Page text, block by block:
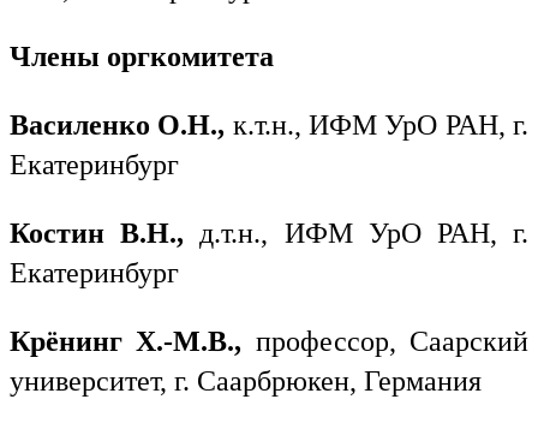
Члены оргкомитета
Василенко О.Н., к.т.н., ИФМ УрО РАН, г.
Екатеринбург
Костин В.Н., д.т.н., ИФМ УрО РАН, г.
Екатеринбург
Крёнинг Х.-М.В., профессор, Саарский
университет, г. Саарбрюкен, Германия